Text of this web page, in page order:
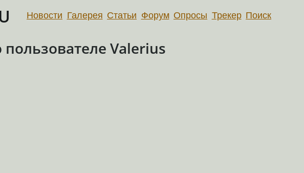
Новости Галерея Статьи Форум Опросы Трекер Поиск
Valerius